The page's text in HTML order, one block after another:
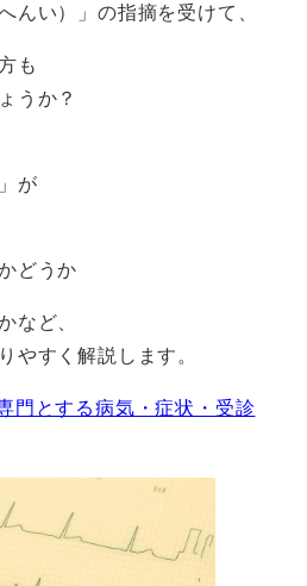
んい）」の指摘を受けて、
も
うか？
が
どうか
など、
やすく解説します。
門とする病気・症状・受診